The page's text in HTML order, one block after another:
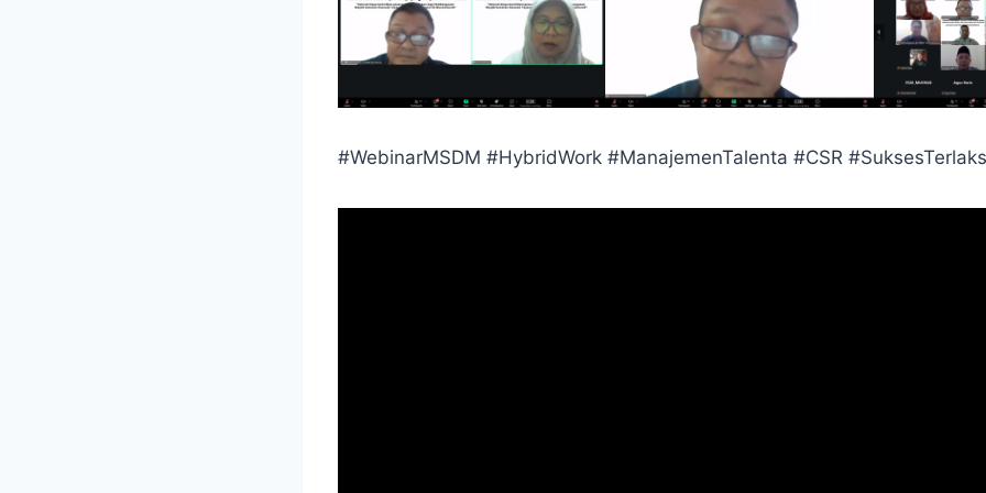
#WebinarMSDM #HybridWork #ManajemenTalenta #CSR